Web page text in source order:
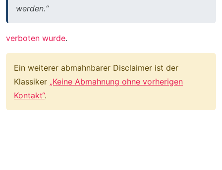
werden.“
verboten wurde.
Ein weiterer abmahnbarer Disclaimer ist der
Klassiker „Keine Abmahnung ohne vorherigen
Kontakt“.